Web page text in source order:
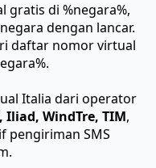
gratis di %negara%,
dengan lancar.
daftar nomor virtual
Italia dari operator
Iliad, WindTre, TIM,
pengiriman SMS